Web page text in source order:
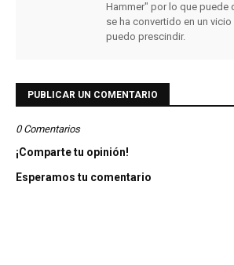
Hammer" por lo que puede
se ha convertido en un vicio
puedo prescindir.
PUBLICAR UN COMENTARIO
0 Comentarios
¡Comparte tu opinión!
Esperamos tu comentario